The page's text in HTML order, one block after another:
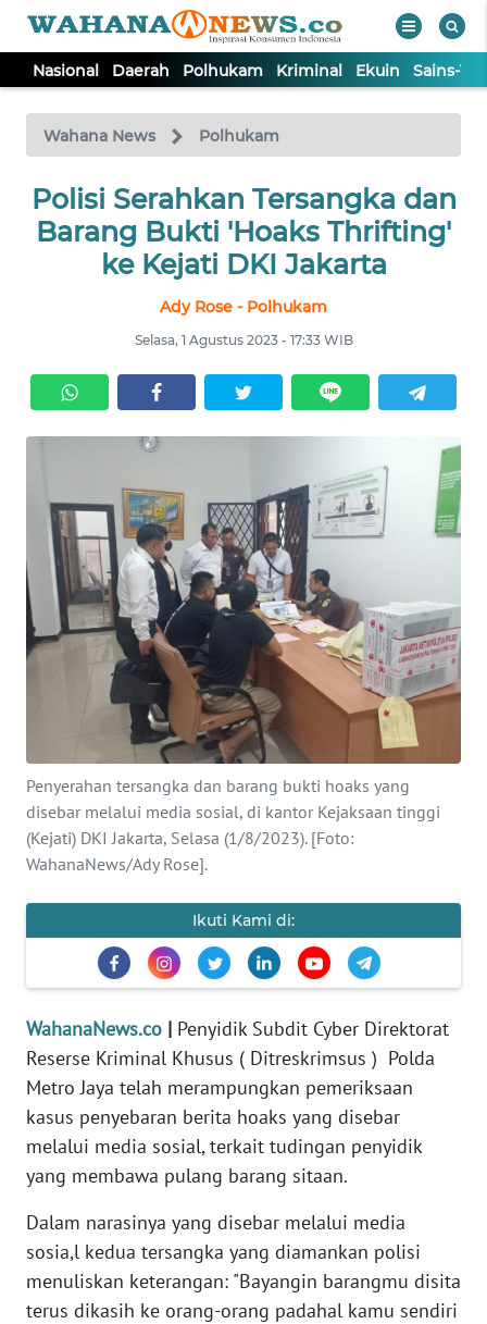
Nasional Daerah Polhukam Kriminal Ekuin Sains-
Wahana News Polhukam
Polisi Serahkan Tersangka dan
Barang Bukti 'Hoaks Thrifting'
ke Kejati DKI Jakarta
Ady Rose - Polhukam
Selasa, 1 Agustus 2023 - 17:33 WIB
Penyerahan tersangka dan barang bukti hoaks yang
disebar melalui media sosial, di kantor Kejaksaan tinggi
(Kejati) DKI Jakarta, Selasa (1/8/2023). [Foto:
WahanaNews/Ady Rose].
Ikuti Kami di:
WahanaNews.co | Penyidik Subdit Cyber Direktorat
Reserse Kriminal Khusus ( Ditreskrimsus ) Polda
Metro Jaya telah merampungkan pemeriksaan
kasus penyebaran berita hoaks yang disebar
melalui media sosial, terkait tudingan penyidik
yang membawa pulang barang sitaan.
Dalam narasinya yang disebar melalui media
sosia,l kedua tersangka yang diamankan polisi
menuliskan keterangan: "Bayangin barangmu disita
terus dikasih ke orang-orang padahal kamu sendiri
TV
Tutup
NASIONAL
KRIMINAL
EKUIN
SAINS-TEKNO
KESEHATAN
INTERNASIONAL
SERBA-SERBI
OLAHRAGA
OPINI
Informasi
INDEKS
BERITA
KONTAK
INFO
IKLAN
TENTANG
KAMI